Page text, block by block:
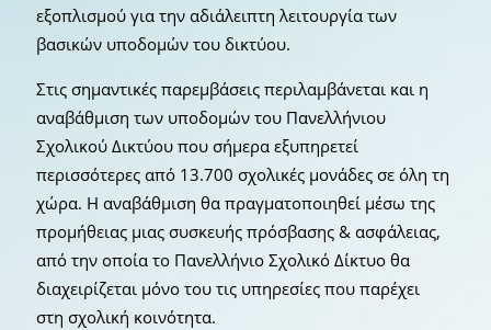
εξοπλισμού για την αδιάλειπτη λειτουργία των
βασικών υποδομών του δικτύου.
Στις σημαντικές παρεμβάσεις περιλαμβάνεται και η
αναβάθμιση των υποδομών του Πανελλήνιου
Σχολικού Δικτύου που σήμερα εξυπηρετεί
περισσότερες από 13.700 σχολικές μονάδες σε όλη τη
χώρα. Η αναβάθμιση θα πραγματοποιηθεί μέσω της
προμήθειας μιας συσκευής πρόσβασης & ασφάλειας,
από την οποία το Πανελλήνιο Σχολικό Δίκτυο θα
διαχειρίζεται μόνο του τις υπηρεσίες που παρέχει
στη σχολική κοινότητα.